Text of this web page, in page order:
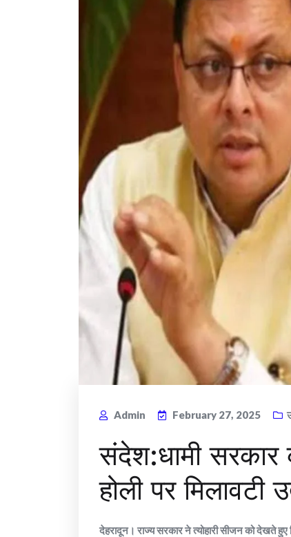
Admin February 27, 2025
संदेश:धामी
होली पर मिलावटी
देहरादून। राज्य सरकार ने त्योहारी सीजन को देखते